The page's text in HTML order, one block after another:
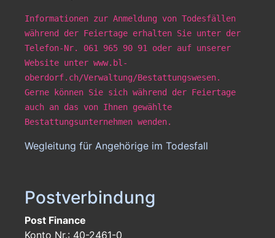
Informationen zur Anmeldung von Todesfällen
während der Feiertage erhalten Sie unter der
Telefon-Nr. 061 965 90 91 oder auf unserer
Website unter www.bl-
oberdorf.ch/Verwaltung/Bestattungswesen.
Gerne können Sie sich während der Feiertage
auch an das von Ihnen gewählte
Bestattungsunternehmen wenden.
Wegleitung für Angehörige im Todesfall
Postverbindung
Post Finance
Konto Nr.: 40-2461-0